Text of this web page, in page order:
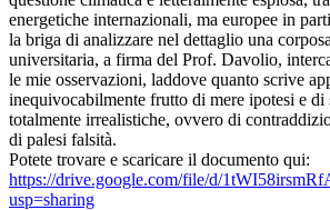
energetiche internazionali, ma europee in
la briga di analizzare nel dettaglio una
universitaria, a firma del Prof. Davolio,
le mie osservazioni, laddove quanto scrive
inequivocabilmente frutto di mere ipotesi e
totalmente irrealistiche, ovvero di
di palesi falsità.
Potete trovare e scaricare il documento qui:
https://drive.google.com/file/d/
usp=sharing